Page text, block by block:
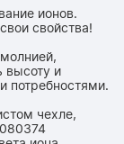
ионов.
свойства!
высоту и
потребностями.